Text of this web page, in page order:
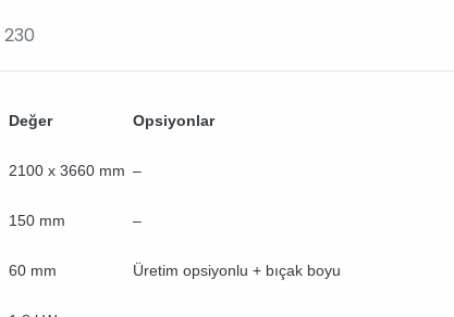
230
Değer Opsiyonlar
2100 x 3660 mm –
150 mm –
60 mm Üretim opsiyonlu + bıçak boyu